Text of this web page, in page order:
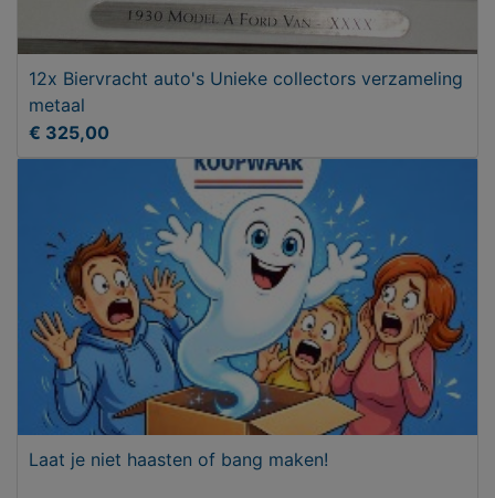
12x Biervracht auto's Unieke collectors verzameling
metaal
€ 325,00
Laat je niet haasten of bang maken!